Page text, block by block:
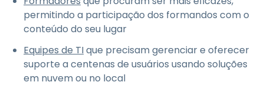
permitindo a participação dos formandos com o
conteúdo do seu lugar
Equipes de TIque precisam gerenciar e oferecer
suporte a centenas de usuários usando soluções
em nuvem ou no local